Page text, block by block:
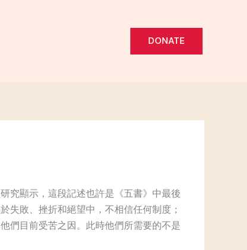
DONATE
究顯示，這段記述也許是《五書》中最後
失敗、挫折和絕望中，不相信任何制度；
們目前受苦之因。此時他們所需要的不是